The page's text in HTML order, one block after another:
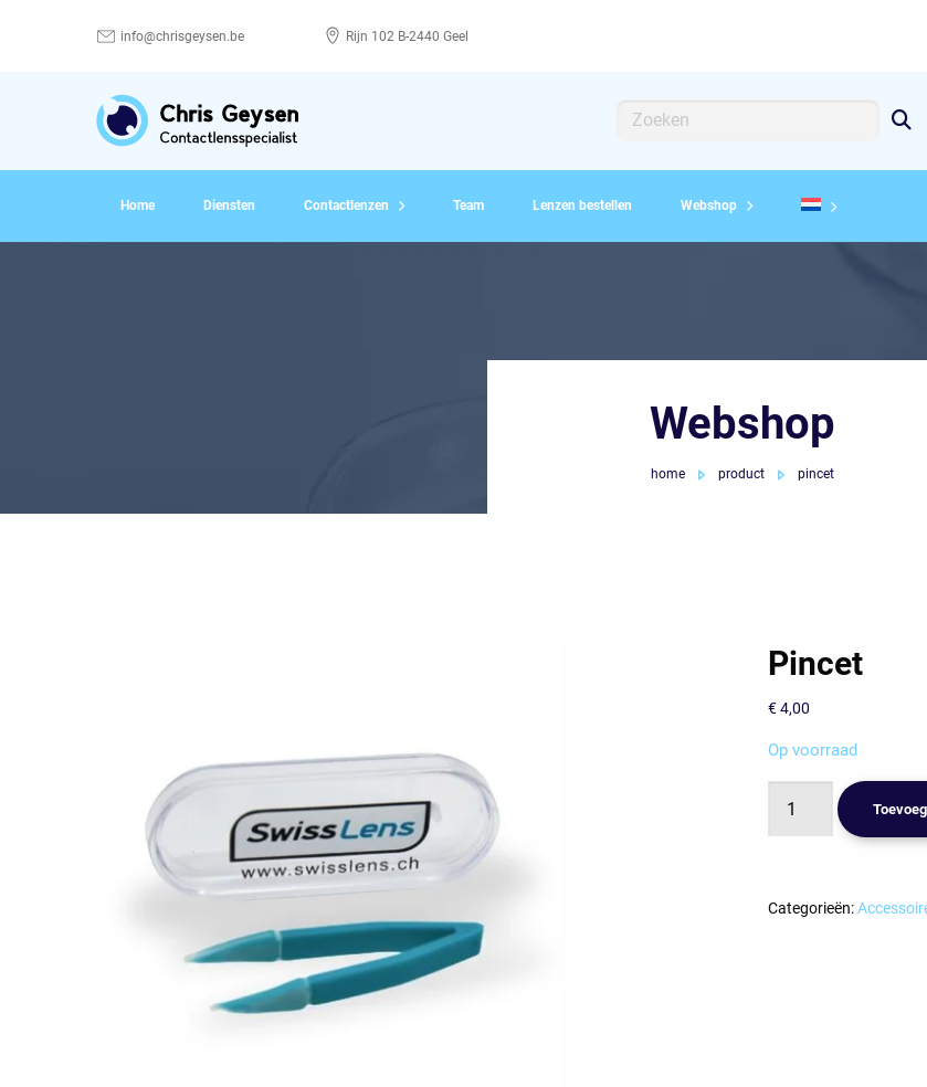
info@chrisgeysen.be Rijn 102 B-2440 Geel
Zoeken
Home Diensten Contactlenzen Team Lenzen bestellen Webshop
Webshop
home product pincet
Pincet
€4,00
Op voorraad
aantal
Categorieën: